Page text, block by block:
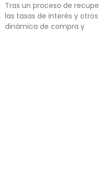
Tras un proceso de
las tasas de interés y
dinámica de compra y